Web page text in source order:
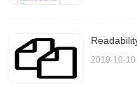
2019-10-10